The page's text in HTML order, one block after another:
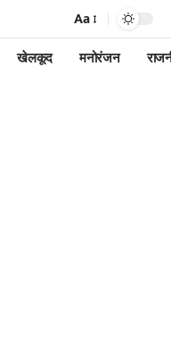
Aa
खेलकूद मनोरंजन